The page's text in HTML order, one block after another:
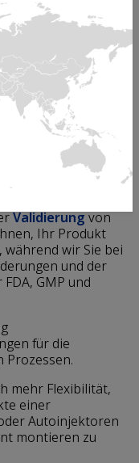
Autoinjektor,
Diganostic
Erfahrung
in der
gewährleistet ein
bietet
Unsere
Ihr
Validierungvon
Ihr Produkt
wir Sie bei
und der
GMP und
für die
Prozessen.
mehr Flexibilität,
einer
Autoinjektoren
montieren zu